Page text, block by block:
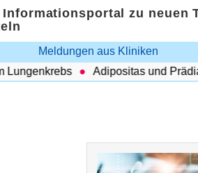
zu neuen
Meldungen aus Kliniken
Adipositas und